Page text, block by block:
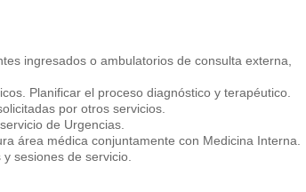
ingresados o ambulatorios de consulta externa,
Planificar el proceso diagnóstico y terapéutico.
por otros servicios.
de Urgencias.
área médica conjuntamente con Medicina Interna.
sesiones de servicio.